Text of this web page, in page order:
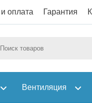
оплата Гарантия
Вентиляция